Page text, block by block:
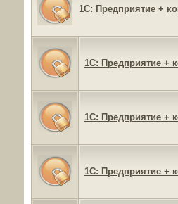
1C: Предприятие +
1C: Предприятие +
1C: Предприятие +
1C: Предприятие +